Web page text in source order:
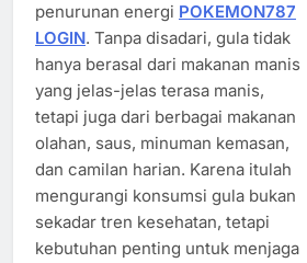
penurunan energi POKEMON787
LOGIN. Tanpa disadari, gula tidak
hanya berasal dari makanan manis
yang jelas-jelas terasa manis,
tetapi juga dari berbagai makanan
olahan, saus, minuman kemasan,
dan camilan harian. Karena itulah
mengurangi konsumsi gula bukan
sekadar tren kesehatan, tetapi
kebutuhan penting untuk menjaga